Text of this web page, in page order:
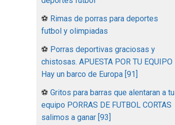
⚽ Rimas de porras para deportes
futbol y olimpiadas
⚽ Porras deportivas graciosas y
chistosas. APUESTA POR TU EQUIPO
Hay un barco de Europa [91]
⚽ Gritos para barras que alentaran a tu
equipo PORRAS DE FUTBOL CORTAS
salimos a ganar [93]